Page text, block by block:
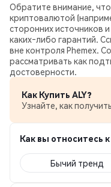
Обратите внимание,
криптовалютой
сторонних источников
каких‑либо гарантий.
вне контроля Phemex.
рассматривать как
достоверности.
Как Купить ALY?
Узнайте, как
Как вы относитесь к
Бычий тренд